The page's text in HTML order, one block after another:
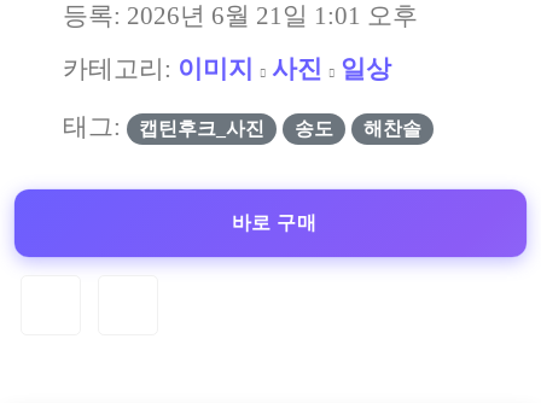
등록: 2026년 6월 21일 1:01 오후
카테고리: 이미지 사진 일상
태그: 캡틴후크_사진 송도 해찬솔
바로 구매